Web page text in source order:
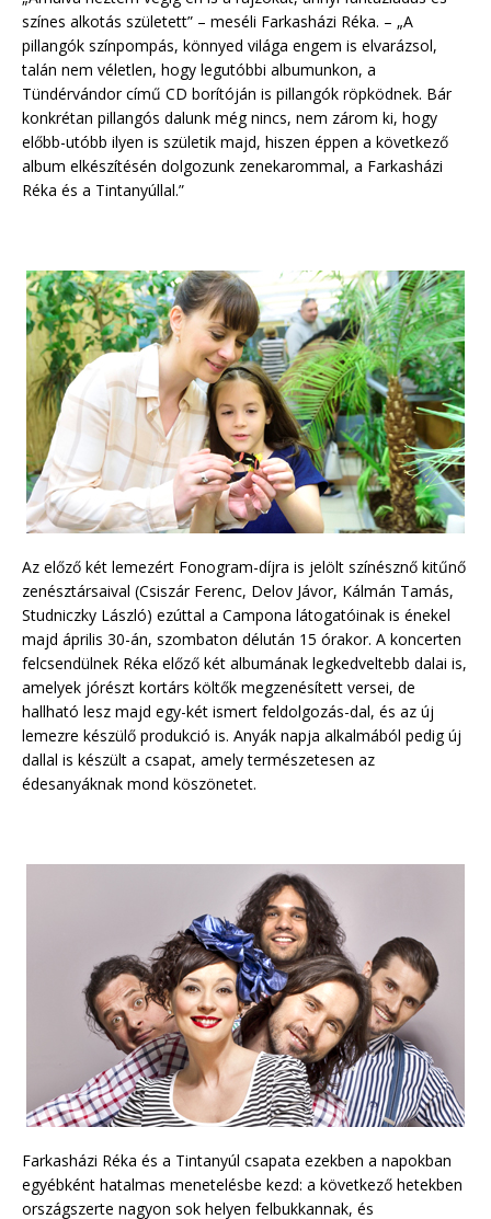
színes alkotás született” – meséli Farkasházi Réka. – „A
pillangók színpompás, könnyed világa engem is elvarázsol,
talán nem véletlen, hogy legutóbbi albumunkon, a
Tündérvándor című CD borítóján is pillangók röpködnek. Bár
konkrétan pillangós dalunk még nincs, nem zárom ki, hogy
előbb-utóbb ilyen is születik majd, hiszen éppen a következő
album elkészítésén dolgozunk zenekarommal, a Farkasházi
Réka és a Tintanyúllal.”
Az előző két lemezért Fonogram-díjra is jelölt színésznő kitűnő
zenésztársaival (Csiszár Ferenc, Delov Jávor, Kálmán Tamás,
Studniczky László) ezúttal a Campona látogatóinak is énekel
majd április 30-án, szombaton délután 15 órakor. A koncerten
felcsendülnek Réka előző két albumának legkedveltebb dalai is,
amelyek jórészt kortárs költők megzenésített versei, de
hallható lesz majd egy-két ismert feldolgozás-dal, és az új
lemezre készülő produkció is. Anyák napja alkalmából pedig új
dallal is készült a csapat, amely természetesen az
édesanyáknak mond köszönetet.
Farkasházi Réka és a Tintanyúl csapata ezekben a napokban
egyébként hatalmas menetelésbe kezd: a következő hetekben
országszerte nagyon sok helyen felbukkannak, és